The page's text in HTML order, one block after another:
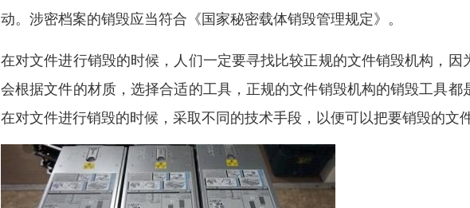
动。涉密档案的销毁应当符合《国家秘密载体销毁管理规定》。
在对文件进行销毁的时候，人们一定要寻找比较正规的文件销毁机构，
会根据文件的材质，选择合适的工具，正规的文件销毁机构的销毁工具
在对文件进行销毁的时候，采取不同的技术手段，以便可以把要销毁的文